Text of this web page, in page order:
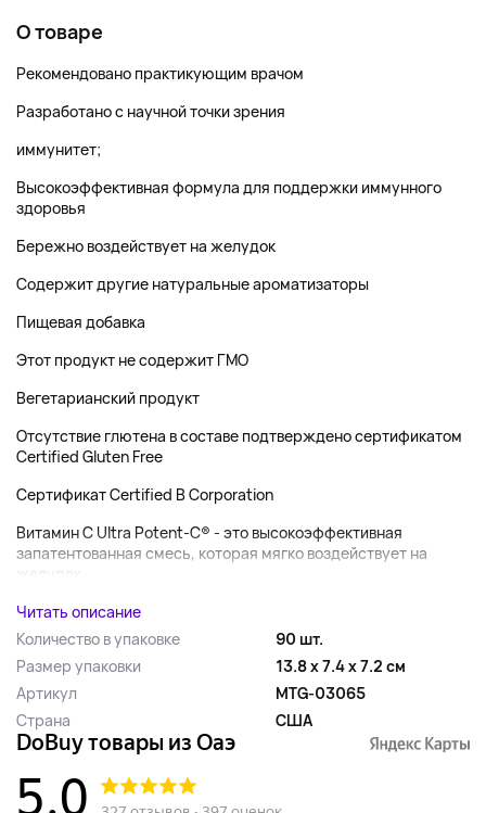
О товаре
Рекомендовано практикующим врачом
Разработано с научной точки зрения
иммунитет;
Высокоэффективная формула для поддержки иммунного
здоровья
Бережно воздействует на желудок
Содержит другие натуральные ароматизаторы
Пищевая добавка
Этот продукт не содержит ГМО
Вегетарианский продукт
Отсутствие глютена в составе подтверждено сертификатом
Certified Gluten Free
Сертификат Certified B Corporation
Витамин C Ultra Potent-C® - это высокоэффективная
запатентованная смесь, которая мягко воздействует на
желудок...
Читать описание
Количество в упаковке
90 шт.
Размер упаковки
13.8 x 7.4 x 7.2 см
Артикул
MTG-03065
Страна
США